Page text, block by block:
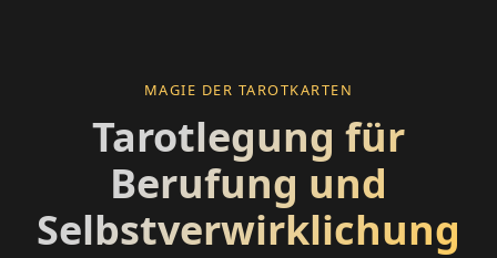
MAGIE DER TAROTKARTEN
Tarotlegung für
Berufung und
Selbstverwirklichung